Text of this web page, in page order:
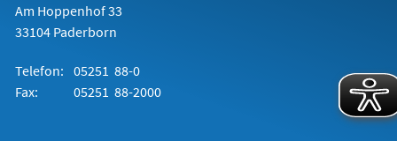
Am Hoppenhof 33
33104 Paderborn
Telefon: 05251 88-0
Fax:
05251 88-2000